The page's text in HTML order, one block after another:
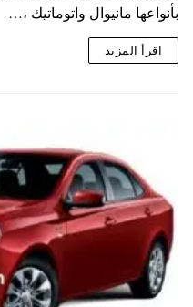
بأنواعها مانيوال واتوماتيك ،…
اقرأ المزيد